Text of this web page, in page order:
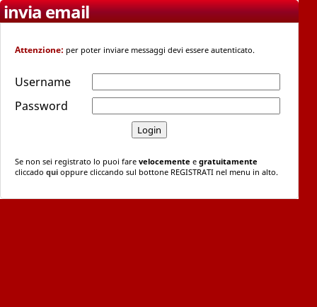
invia email
Attenzione: per poter inviare messaggi devi essere autenticato.
Username
Password
Se non sei registrato lo puoi fare velocemente e gratuitamente
cliccado qui oppure cliccando sul bottone REGISTRATI nel menu in alto.